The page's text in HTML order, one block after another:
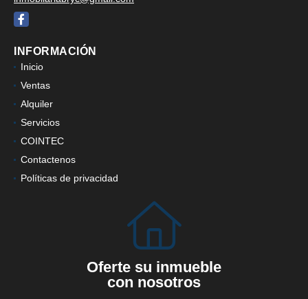
Facebook
INFORMACIÓN
Inicio
Ventas
Alquiler
Servicios
COINTEC
Contactenos
Políticas de privacidad
Oferte su inmueble
con nosotros